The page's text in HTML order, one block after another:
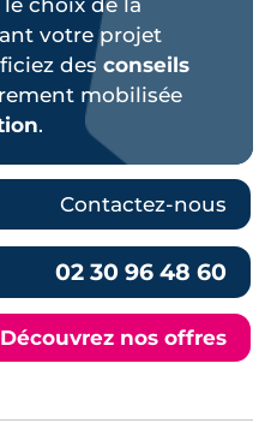
votre projet
des conseils
mobilisée
.
Contactez-nous
02 30 96 48 60
Découvrez nos offres